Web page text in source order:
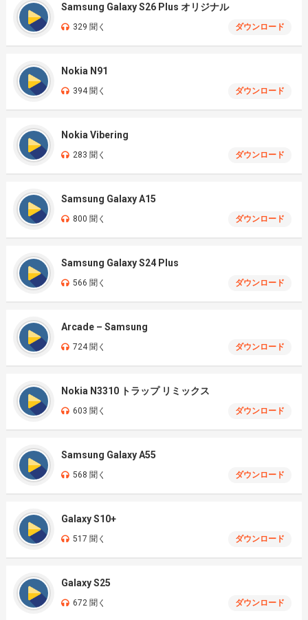
Samsung Galaxy S26 Plus オリジナル
329 聞く ダウンロード
Nokia N91
394 聞く ダウンロード
Nokia Vibering
283 聞く ダウンロード
Samsung Galaxy A15
800 聞く ダウンロード
Samsung Galaxy S24 Plus
566 聞く ダウンロード
Arcade – Samsung
724 聞く ダウンロード
Nokia N3310 トラップ リミックス
603 聞く ダウンロード
Samsung Galaxy A55
568 聞く ダウンロード
Galaxy S10+
517 聞く ダウンロード
Galaxy S25
672 聞く ダウンロード